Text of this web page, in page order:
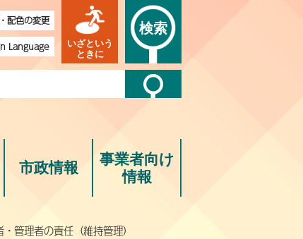
配色の変更
Language
いざという
ときに
検索
市政情報
事業者向け
情報
管理者の責任（維持管理）